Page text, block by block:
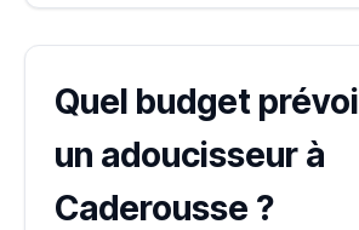
Quel budget
un adoucisseur à
Caderousse ?